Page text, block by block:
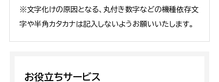
※文字化けの原因となる、丸付き数字などの機種依存文
字や半角カタカナは記入しないようお願いいたします。
お役立ちサービス